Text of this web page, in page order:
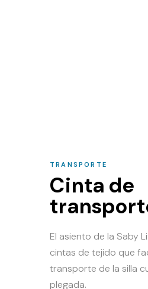
TRANSPORTE
Cinta de
El asiento de la Saby
cintas de tejido que
transporte de la silla
plegada.